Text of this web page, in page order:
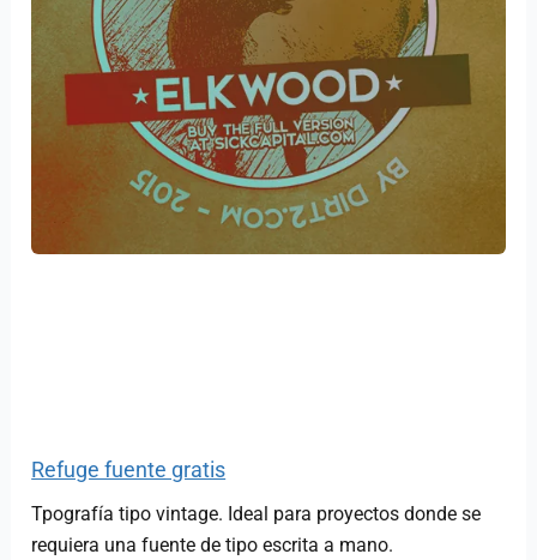
Refuge fuente gratis
Tpografía tipo vintage. Ideal para proyectos donde se
requiera una fuente de tipo escrita a mano.